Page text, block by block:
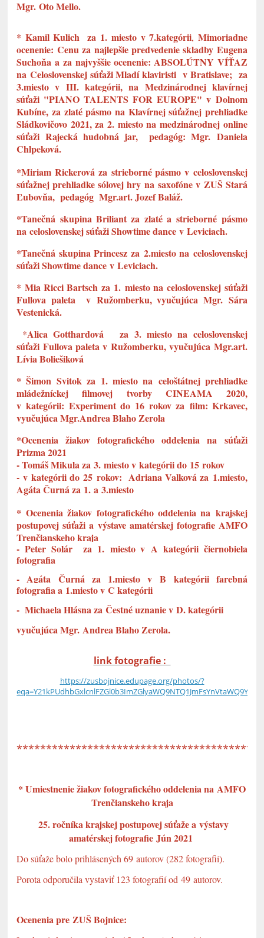
Mgr. Oto Mello.
* Kamil Kulich za 1. miesto v 7.kategórii, Mimoriadne
ocenenie: Cenu za najlepšie predvedenie skladby Eugena
Suchoňa a za najvyššie ocenenie: ABSOLÚTNY VÍŤAZ
na Celoslovenskej súťaži Mladí klaviristi v Bratislave; za
3.miesto v III. kategórii, na Medzinárodnej klavírnej
súťaži "PIANO TALENTS FOR EUROPE" v Dolnom
Kubíne, za zlaté pásmo na Klavírnej súťažnej prehliadke
Sládkovičovo 2021, za2. miesto na medzinárodnej online
súťaži Rajecká hudobná jar, pedagóg: Mgr. Daniela
Chlpeková.
*Miriam Rickerová za strieborné pásmo v celoslovenskej
súťažnej prehliadke sólovej hry na saxofóne v ZUŠ Stará
Ľubovňa, pedagóg Mgr.art. Jozef Baláž.
*Tanečná skupina Briliant za zlaté a strieborné pásmo
na celoslovenskej súťaži Showtime dance v Leviciach.
*Tanečná skupina Princesz za 2.miesto na celoslovenskej
súťaži Showtime dance v Leviciach.
* Mia Ricci Bartsch za 1. miesto na celoslovenskej súťaži
Fullova paleta v Ružomberku, vyučujúca Mgr. Sára
Vestenická.
*Alica Gotthardová za 3. miesto na celoslovenskej
súťaži Fullova paleta v Ružomberku, vyučujúca Mgr.art.
Lívia Boliešiková
* Šimon Svitok za 1. miesto na celoštátnej prehliadke
mládežníckej filmovej tvorby CINEAMA 2020,
v kategórii: Experiment do 16 rokov za film: Krkavec,
vyučujúca Mgr.Andrea Blaho Zerola
*Ocenenia žiakov fotografického oddelenia na súťaži
Prizma 2021
- Tomáš Mikula za 3. miesto v kategórii do 15 rokov
- v kategórii do 25 rokov: Adriana Valková za 1.miesto,
Agáta Čurná za 1. a 3.miesto
* Ocenenia žiakov fotografického oddelenia na krajskej
postupovej súťaži a výstave amatérskej fotografie AMFO
Trenčianskeho kraja
- Peter Solár
za 1. miesto v A kategórii čiernobiela
fotografia
- Agáta Čurná za 1.miesto v B kategórii farebná
fotografia a 1.miesto v C kategórii
- Michaela Hlásna za Čestné uznanie v D. kategórii
vyučujúca Mgr. Andrea Blaho Zerola.
link fotografie :
https://zusbojnice.edupage.org/photos/?
* Umiestnenie žiakov fotografického oddelenia na AMFO
Trenčianskeho kraja
25. ročníka krajskej postupovej súťaže a výstavy
amatérskej fotografie Jún 2021
Do súťaže bolo prihlásených 69 autorov (282 fotografií).
Porota odporučila vystaviť 123 fotografií od 49 autorov.
Ocenenia pre ZUŠ Bojnice: